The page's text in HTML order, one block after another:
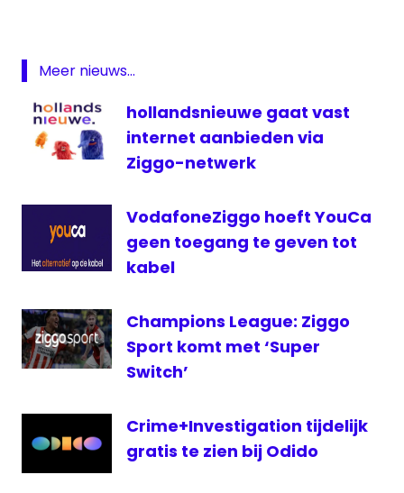
Video on
VOD
Meer nieuws...
hollandsnieuwe gaat vast
internet aanbieden via
Ziggo-netwerk
VodafoneZiggo hoeft YouCa
geen toegang te geven tot
kabel
Champions League: Ziggo
Sport komt met ‘Super
Switch’
Crime+Investigation tijdelijk
gratis te zien bij Odido